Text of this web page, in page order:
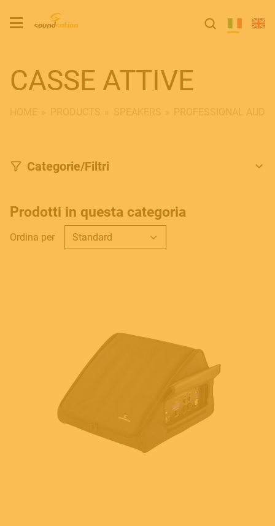
CASSE ATTIVE
Categorie/Filtri
Prodotti in questa categoria
Ordina per